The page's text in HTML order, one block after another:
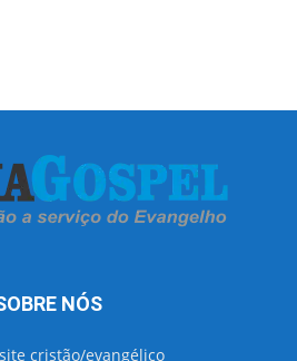
NÓS
cristão/evangélico